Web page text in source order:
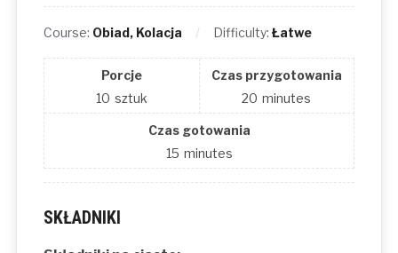
Course: Obiad, Kolacja Difficulty: Łatwe
Porcje
10 sztuk
Czas przygotowania
20 minutes
Czas gotowania
15 minutes
SKŁADNIKI